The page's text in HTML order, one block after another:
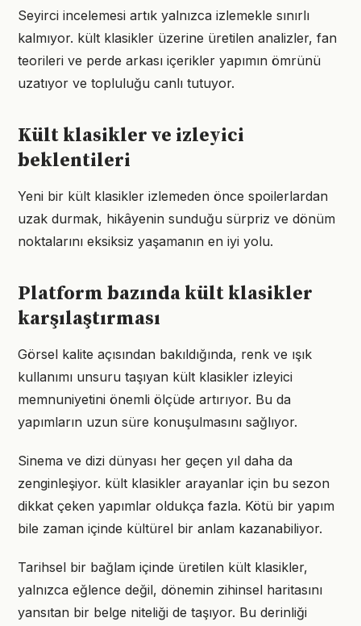
Seyirci incelemesi artık yalnızca izlemekle sınırlı
kalmıyor. kült klasikler üzerine üretilen analizler, fan
teorileri ve perde arkası içerikler yapımın ömrünü
uzatıyor ve topluluğu canlı tutuyor.
Kült klasikler ve izleyici
beklentileri
Yeni bir kült klasikler izlemeden önce spoilerlardan
uzak durmak, hikâyenin sunduğu sürpriz ve dönüm
noktalarını eksiksiz yaşamanın en iyi yolu.
Platform bazında kült klasikler
karşılaştırması
Görsel kalite açısından bakıldığında, renk ve ışık
kullanımı unsuru taşıyan kült klasikler izleyici
memnuniyetini önemli ölçüde artırıyor. Bu da
yapımların uzun süre konuşulmasını sağlıyor.
Sinema ve dizi dünyası her geçen yıl daha da
zenginleşiyor. kült klasikler arayanlar için bu sezon
dikkat çeken yapımlar oldukça fazla. Kötü bir yapım
bile zaman içinde kültürel bir anlam kazanabiliyor.
Tarihsel bir bağlam içinde üretilen kült klasikler,
yalnızca eğlence değil, dönemin zihinsel haritasını
yansıtan bir belge niteliği de taşıyor. Bu derinliği